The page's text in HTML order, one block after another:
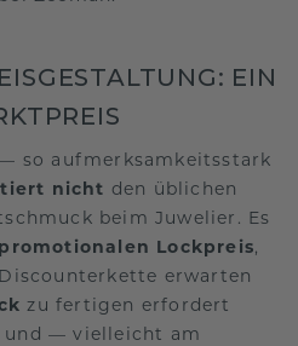
EIN
so aufmerksamkeitsstark
nicht den üblichen
beim Juwelier. Es
promotionalen Lockpreis,
erwarten
zu fertigen erfordert
und — vielleicht am